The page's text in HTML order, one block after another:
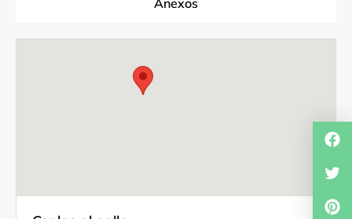
Anexos
Fuentes Documentales
Documentación gráfica, audiovisual y sonora